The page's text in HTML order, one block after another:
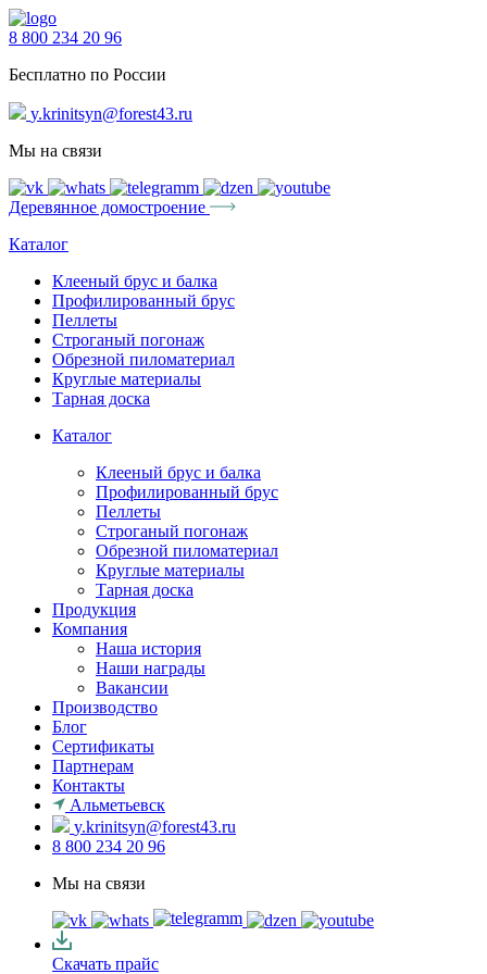
8 800 234 20 96
Бесплатно по России
y.krinitsyn@forest43.ru
Мы на связи
Деревянное домостроение
Каталог
Клееный брус и балка
Профилированный брус
Пеллеты
Строганый погонаж
Обрезной пиломатериал
Круглые материалы
Тарная доска
Каталог
Клееный брус и балка
Профилированный брус
Пеллеты
Строганый погонаж
Обрезной пиломатериал
Круглые материалы
Тарная доска
Продукция
Компания
Наша история
Наши награды
Вакансии
Производство
Блог
Сертификаты
Партнерам
Контакты
Альметьевск
y.krinitsyn@forest43.ru
8 800 234 20 96
Мы на связи
Скачать прайс